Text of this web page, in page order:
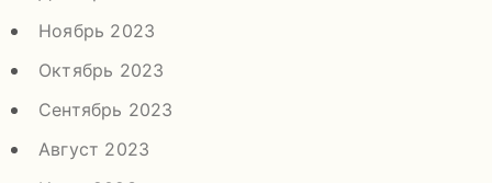
Ноябрь 2023
Октябрь 2023
Сентябрь 2023
Август 2023